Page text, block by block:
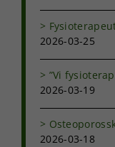
2026-03-25
”Vi
2026-03-19
2026-03-18